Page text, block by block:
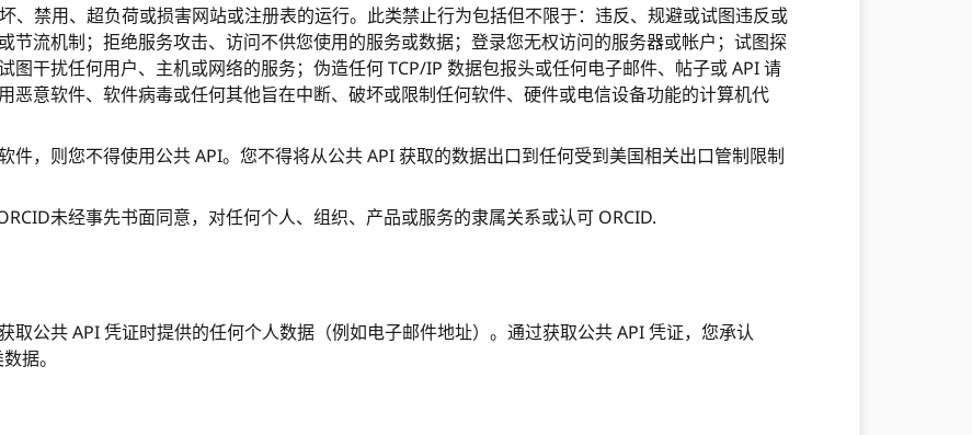
、禁用、超负荷或损害网站或注册表的运行。此类禁止行为包括但不限于：违反、规避或试图违反或
节流机制；拒绝服务攻击、访问不供您使用的服务或数据；登录您无权访问的服务器或帐户；试图探
图干扰任何用户、主机或网络的服务；伪造任何 TCP/IP 数据包报头或任何电子邮件、帖子或 API 请
恶意软件、软件病毒或任何其他旨在中断、破坏或限制任何软件、硬件或电信设备功能的计算机代
件，则您不得使用公共 API。您不得将从公共 API 获取的数据出口到任何受到美国相关出口管制限制
未经事先书面同意，对任何个人、组织、产品或服务的隶属关系或认可 ORCID.
取公共 API 凭证时提供的任何个人数据（例如电子邮件地址）。通过获取公共 API 凭证，您承认
据。